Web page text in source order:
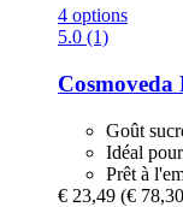
4 options
5.0 (1)
Cosmoveda
Goût
Idéal
Prêt à
€ 23,49 (€